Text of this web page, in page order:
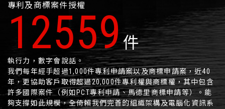
專利及商標案件授權
16008 件
執行力，數字會說話。
我們每年經手超過1,000件專利申請案以及商標申請案，近40
年，更協助客戶取得超過20,000件專利權與商標權，其中包含
許多國際案件（例如PCT專利申請、馬德里商標申請等）。能
夠支撐如此規模，全倚賴我們完善的組織架構及電腦化資訊系